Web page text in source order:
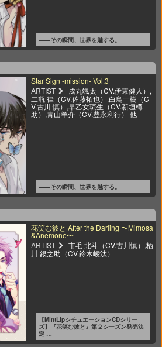
――その瞬間、世界を魅する。
Star Sign -mission- Vol.3
ARTIST
戌丸颯太（CV.伊東健人）,
二瓶 律（CV.佐藤拓也）,白鳥一樹（C
V.古川 慎）,早乙女琉生（CV.新垣樽
助）,青山羊介（CV.豊永利行） 他
――その瞬間、世界を魅する。
花笑む彼と After the Darling 〜Mimosa
&Anemone〜
ARTIST
市毛 北斗（CV.古川慎）,栖
川 銀之助（CV.鈴木崚汰）
【MintLipシチュエーションCDシリー
ズ】『花笑む彼と』第２シーズン発売決
定 …